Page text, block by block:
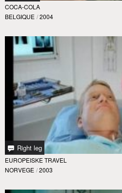
COCA-COLA
BELGIQUE / 2004
Right leg
EUROPEISKE TRAVEL
NORVEGE / 2003